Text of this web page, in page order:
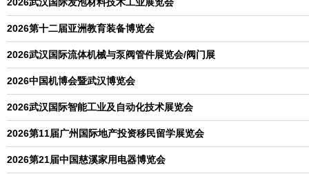
2026第十二届亚洲教育装备博览会
2026武汉国际流体机械与泵阀管件展览会/阀门展
2026中国机博会暨武汉博览会
2026武汉国际智能工业及自动化技术展览会
2026第11届广州国际地产投资移民留学展览会
2026第21届中国慈溪家用电器博览会